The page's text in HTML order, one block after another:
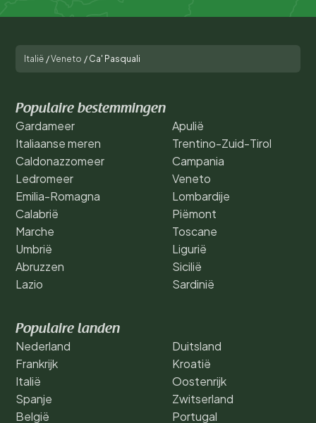
Italië /Veneto / Ca' Pasquali
Populaire bestemmingen
Gardameer
Italiaanse meren
Caldonazzomeer
Ledromeer
Emilia-Romagna
Calabrië
Marche
Umbrië
Abruzzen
Lazio
Apulië
Trentino-Zuid-Tirol
Campania
Veneto
Lombardije
Piëmont
Toscane
Ligurië
Sicilië
Sardinië
Populaire landen
Nederland
Frankrijk
Italië
Spanje
België
Duitsland
Kroatië
Oostenrijk
Zwitserland
Portugal